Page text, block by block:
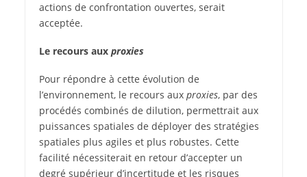
actions de confrontation ouvertes, serait
acceptée.
Le recours aux proxies
Pour répondre à cette évolution de
l’environnement, le recours aux proxies, par des
procédés combinés de dilution, permettrait aux
puissances spatiales de déployer des stratégies
spatiales plus agiles et plus robustes. Cette
facilité nécessiterait en retour d’accepter un
degré supérieur d’incertitude et les risques